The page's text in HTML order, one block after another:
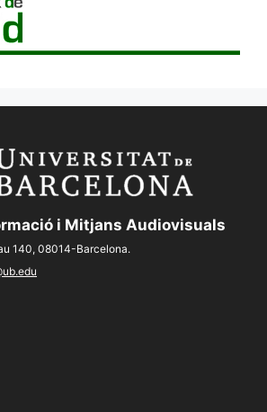
i Mitjans Audiovisuals
140, 08014-Barcelona.